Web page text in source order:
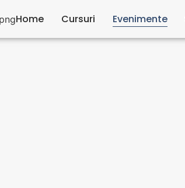
Home Cursuri Evenimente